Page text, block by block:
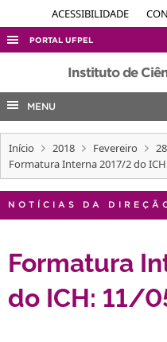
ACESSIBILIDADE
PORTAL UFPEL
ACESSO À INFORMAÇÃO
AUDITORIA
COBALTO
CONCURSOS
INTERNACIONAL
Instituto de
MENU
Início 2018 Fevereiro
28
Formatura Interna 2017/2 do
NOTÍCIAS DA
Formatura
do ICH: 11/